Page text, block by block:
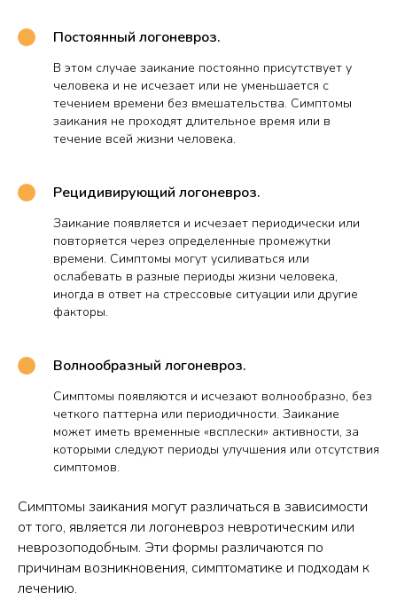
Постоянный логоневроз.
В этом случае заикание постоянно присутствует у
человека и не исчезает или не уменьшается с
течением времени без вмешательства. Симптомы
заикания не проходят длительное время или в
течение всей жизни человека.
Рецидивирующий логоневроз.
Заикание появляется и исчезает периодически или
повторяется через определенные промежутки
времени. Симптомы могут усиливаться или
ослабевать в разные периоды жизни человека,
иногда в ответ на стрессовые ситуации или другие
факторы.
Волнообразный логоневроз.
Симптомы появляются и исчезают волнообразно, без
четкого паттерна или периодичности. Заикание
может иметь временные «всплески» активности, за
которыми следуют периоды улучшения или отсутствия
симптомов.
Симптомы заикания могут различаться в зависимости
от того, является ли логоневроз невротическим или
неврозоподобным. Эти формы различаются по
причинам возникновения, симптоматике и подходам к
лечению.